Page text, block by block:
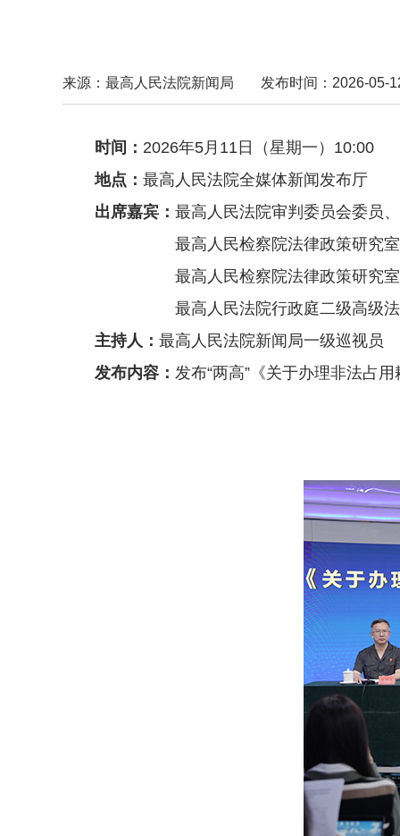
来源：最高人民法院新闻局 发布时间：2026-05-
时间： 2026年5月11日（星期一）10:00
地点： 最高人民法院全媒体新闻发布厅
出席嘉宾： 最高人民法院审判委员会委员
最高人民检察院法律政策
最高人民检察院法律政策研
最高人民法院行政庭二
主持人： 最高人民法院新闻局一
发布内容： 发布“两高”《关于办理非法占